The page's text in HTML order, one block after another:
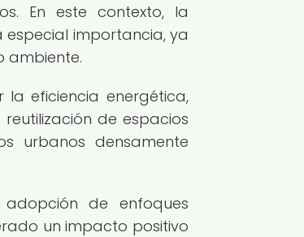
En este contexto, la
importancia, ya
ambiente.
eficiencia energética,
de espacios
urbanos densamente
de enfoques
un impacto positivo